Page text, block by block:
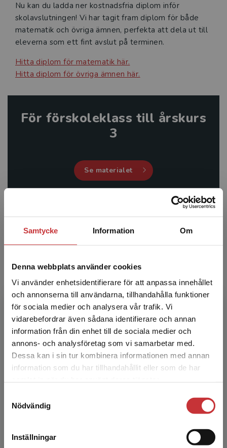
Samtycke Information Om
Denna webbplats använder cookies
Vi använder enhetsidentifierare för att anpassa innehållet
och annonserna till användarna, tillhandahålla funktioner
för sociala medier och analysera vår trafik. Vi
vidarebefordrar även sådana identifierare och annan
information från din enhet till de sociala medier och
annons- och analysföretag som vi samarbetar med.
Dessa kan i sin tur kombinera informationen med annan
information som du har tillhandahållit eller som de har
Nödvändig
Inställningar
Begränsad fraktregion
Det verkar som att du besöker
studentlitteratur.se via en enhet utanför Sverige.
Vi erbjuder inte leveranser utanför Sverige. För
att kunna slutföra ett köp måste
Organisation och ledning
Jobba hos oss
Historia
Studentlitteratur i siffror
Systemkrav
Nu kan du ladda ner kostnadsfria diplom inför
skolavslutningen! Vi har tagit fram diplom för både
matematik och övriga ämnen, perfekta att dela ut till
eleverna som ett fint avslut på terminen.
Hitta diplom för matematik här.
Hitta diplom för övriga ämnen här.
För förskoleklass till årskurs
3
Se materialet
För årskurs 4 till 6
Se materialet
Ingår i statsbidraget!